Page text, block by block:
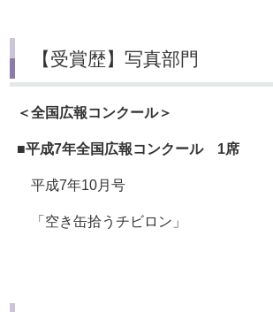
【受賞歴】写真部門
＜全国広報コンクール＞
■平成7年全国広報コンクール 1席
平成7年10月号
「空き缶拾うチビロン」